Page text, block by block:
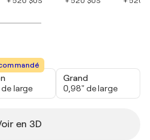
large
Grand
0,98" de large
en 3D